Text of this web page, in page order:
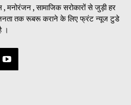
, मनोरंजन , सामाजिक सरोकारों से जुड़ी हर
तक रूबरू कराने के लिए फ्रंट न्यूज टुडे
।